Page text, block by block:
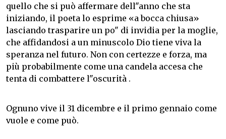
quello che si può affermare dell"anno che sta
iniziando, il poeta lo esprime «a bocca chiusa»
lasciando trasparire un po" di invidia per la moglie,
che affidandosi a un minuscolo Dio tiene viva la
speranza nel futuro. Non con certezze e forza, ma
più probabilmente come una candela accesa che
tenta di combattere l"oscurità .
Ognuno vive il 31 dicembre e il primo gennaio come
vuole e come può.